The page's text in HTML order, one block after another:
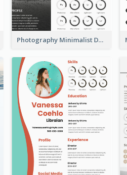
Photography Minimalist Design Resume